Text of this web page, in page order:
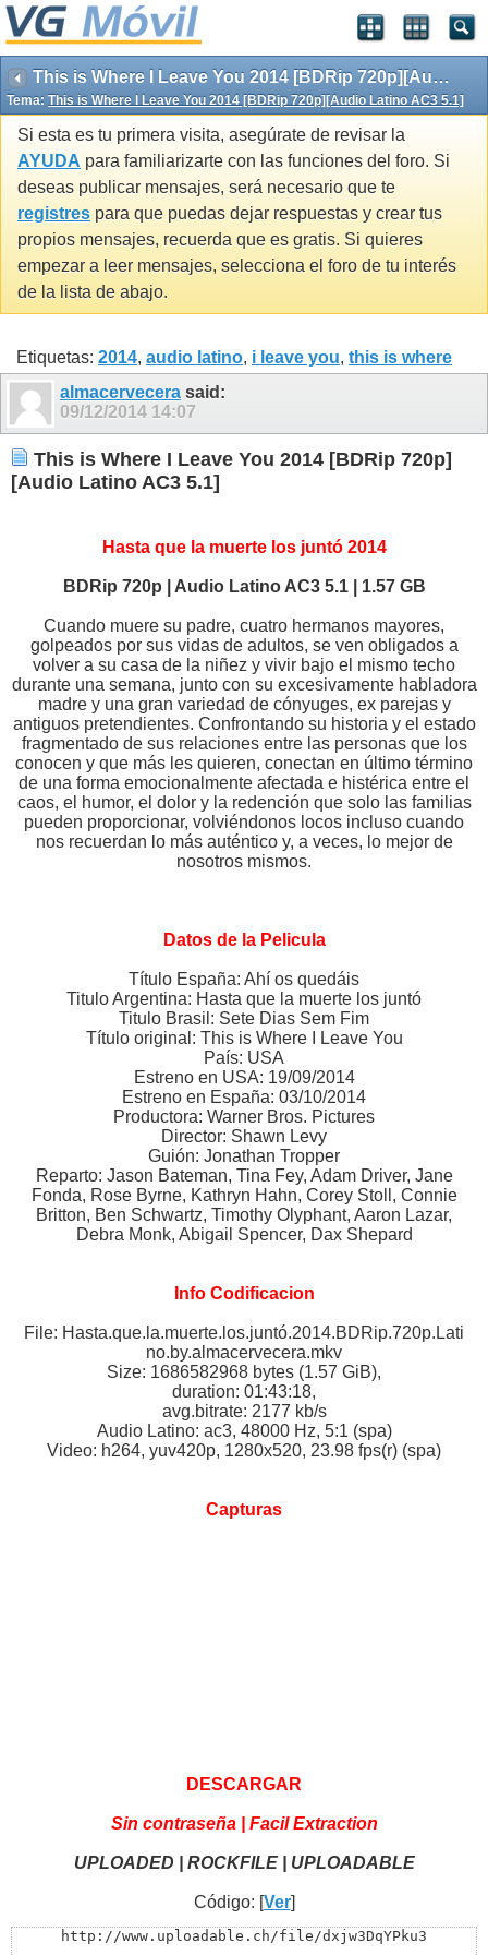
This is Where I Leave You 2014 [BDRip 720p][Audio Latino AC3 5.1]
Tema: This is Where I Leave You 2014 [BDRip 720p][Audio Latino AC3 5.1]
Si esta es tu primera visita, asegúrate de revisar la
AYUDA para familiarizarte con las funciones del foro. Si
deseas publicar mensajes, será necesario que te
registres para que puedas dejar respuestas y crear tus
propios mensajes, recuerda que es gratis. Si quieres
empezar a leer mensajes, selecciona el foro de tu interés
de la lista de abajo.
Etiquetas: 2014, audio latino, i leave you, this is where
almacervecera said:
09/12/2014 14:07
This is Where I Leave You 2014 [BDRip 720p]
[Audio Latino AC3 5.1]
Hasta que la muerte los juntó 2014
BDRip 720p | Audio Latino AC3 5.1 | 1.57 GB
Cuando muere su padre, cuatro hermanos mayores,
golpeados por sus vidas de adultos, se ven obligados a
volver a su casa de la niñez y vivir bajo el mismo techo
durante una semana, junto con su excesivamente habladora
madre y una gran variedad de cónyuges, ex parejas y
antiguos pretendientes. Confrontando su historia y el estado
fragmentado de sus relaciones entre las personas que los
conocen y que más les quieren, conectan en último término
de una forma emocionalmente afectada e histérica entre el
caos, el humor, el dolor y la redención que solo las familias
pueden proporcionar, volviéndonos locos incluso cuando
nos recuerdan lo más auténtico y, a veces, lo mejor de
nosotros mismos.
Datos de la Pelicula
Título España: Ahí os quedáis
Titulo Argentina: Hasta que la muerte los juntó
Titulo Brasil: Sete Dias Sem Fim
Título original: This is Where I Leave You
País: USA
Estreno en USA: 19/09/2014
Estreno en España: 03/10/2014
Productora: Warner Bros. Pictures
Director: Shawn Levy
Guión: Jonathan Tropper
Reparto: Jason Bateman, Tina Fey, Adam Driver, Jane
Fonda, Rose Byrne, Kathryn Hahn, Corey Stoll, Connie
Britton, Ben Schwartz, Timothy Olyphant, Aaron Lazar,
Debra Monk, Abigail Spencer, Dax Shepard
Info Codificacion
File: Hasta.que.la.muerte.los.juntó.2014.BDRip.720p.Lati
no.by.almacervecera.mkv
Size: 1686582968 bytes (1.57 GiB),
duration: 01:43:18,
avg.bitrate: 2177 kb/s
Audio Latino: ac3, 48000 Hz, 5:1 (spa)
Video: h264, yuv420p, 1280x520, 23.98 fps(r) (spa)
Capturas
DESCARGAR
Sin contraseña | Facil Extraction
UPLOADED | ROCKFILE | UPLOADABLE
Código: [Ver]
http://www.uploadable.ch/file/dxjw3DqYPku3